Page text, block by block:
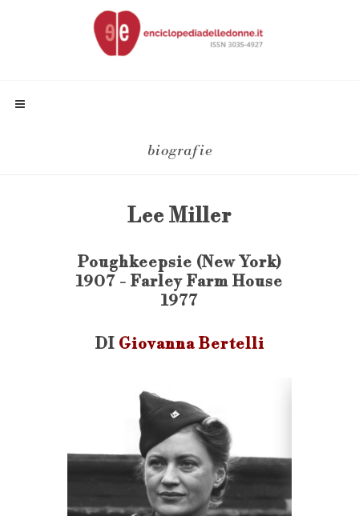
biografie
Lee Miller
Poughkeepsie (New York)
1907 - Farley Farm House
1977
DI Giovanna Bertelli